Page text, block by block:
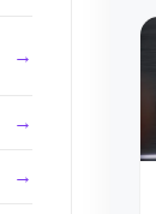
→
→
→